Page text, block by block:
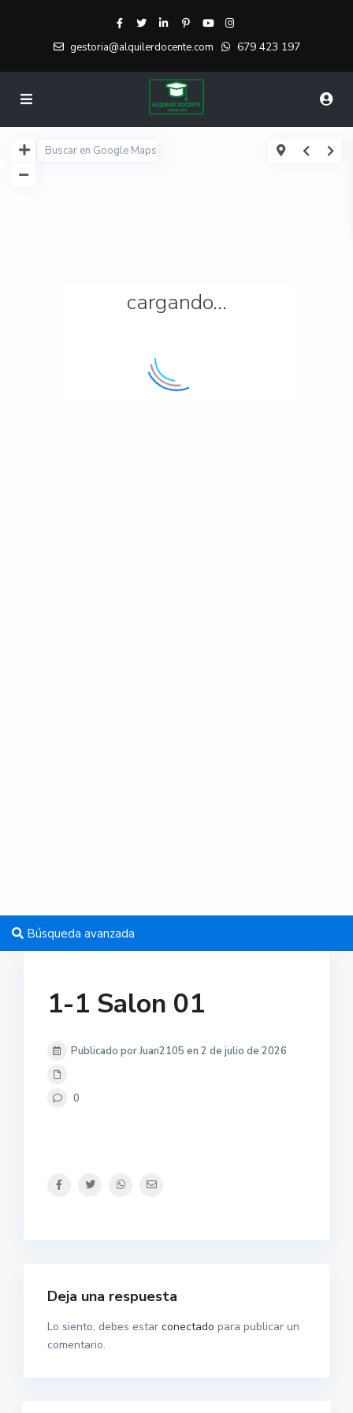
gestoria@alquilerdocente.com 679 423 197
cargando...
Búsqueda avanzada
1-1 Salon 01
Publicado por Juan2105 en 2 de julio de 2026
0
Deja una respuesta
Lo siento, debes estar conectado para publicar un
comentario.